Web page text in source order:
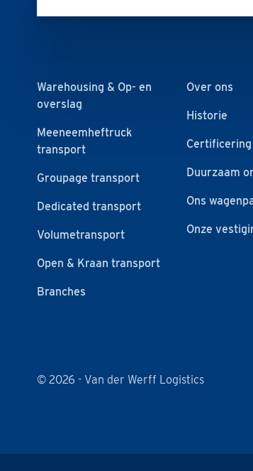
Warehousing & Op- en
overslag
Meeneemheftruck
transport
Groupage transport
Dedicated transport
Volumetransport
Open & Kraan transport
Branches
Over ons
Historie
Certificering
Duurzaam
Ons
Onze
© 2026 - Van der Werff Logistics